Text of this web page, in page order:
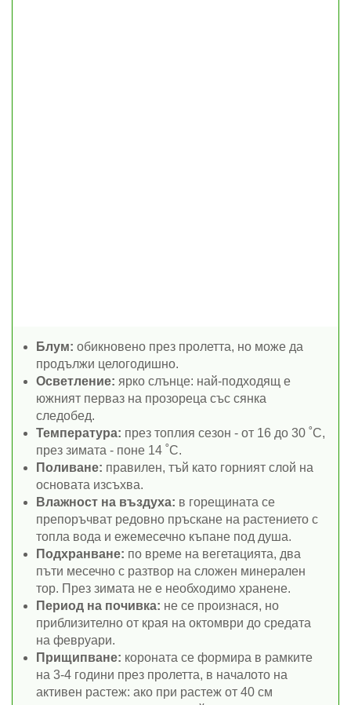
Блум: обикновено през пролетта, но може да
продължи целогодишно.
Осветление: ярко слънце: най-подходящ е
южният перваз на прозореца със сянка
следобед.
Температура: през топлия сезон - от 16 до 30 ˚C,
през зимата - поне 14 ˚C.
Поливане: правилен, тъй като горният слой на
основата изсъхва.
Влажност на въздуха: в горещината се
препоръчват редовно пръскане на растението с
топла вода и ежемесечно къпане под душа.
Подхранване: по време на вегетацията, два
пъти месечно с разтвор на сложен минерален
тор. През зимата не е необходимо хранене.
Период на почивка: не се произнася, но
приблизително от края на октомври до средата
на февруари.
Прищипване: короната се формира в рамките
на 3-4 години през пролетта, в началото на
активен растеж: ако при растеж от 40 см